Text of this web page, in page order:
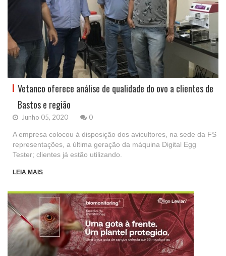
Vetanco oferece análise de qualidade do ovo a clientes de
Bastos e região
Junho 05, 2020 0
A empresa colocou à disposição dos avicultores, na sede da FS
representações, a última geração da máquina Digital Egg
Tester; clientes já estão utilizando.
LEIA MAIS